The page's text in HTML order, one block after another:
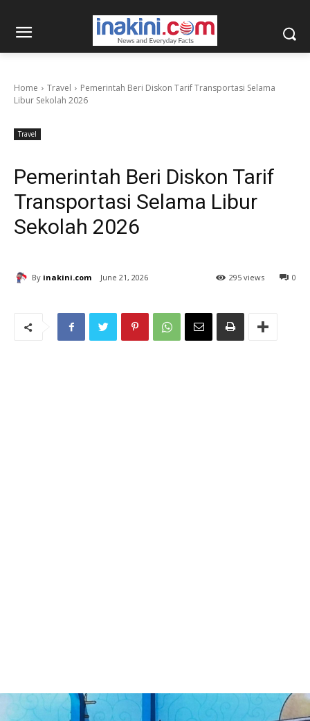
Home Travel
Pemerintah Beri Diskon Tarif Transportasi Selama
Libur Sekolah 2026
Travel
Pemerintah Beri Diskon Tarif
Transportasi Selama Libur
Sekolah 2026
By inakini.com June 21, 2026 0
295 views